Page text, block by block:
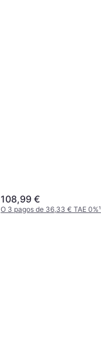
108,99 €
O 3 pagos de 36,33 € TAE 0%¹